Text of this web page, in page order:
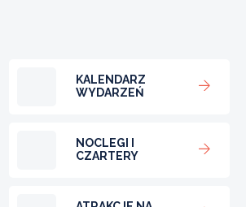
KALENDARZ
WYDARZEŃ
NOCLEGI I
CZARTERY